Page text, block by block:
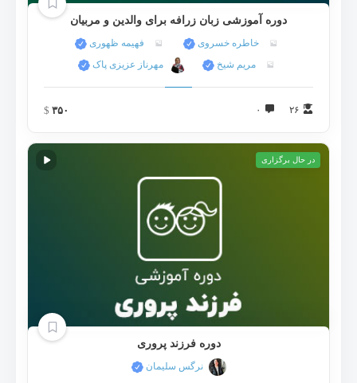
دوره آموزشی زبان زرافه برای والدین و مربیان
خاطره خسروی
فهیمه ظهوری
مریم شیخ
مهرناز عزیزی پاک
۲۶ ۰ ۳۵۰ $
در حال برگزاری
دوره فرزند پروری
نرگس سلیمان